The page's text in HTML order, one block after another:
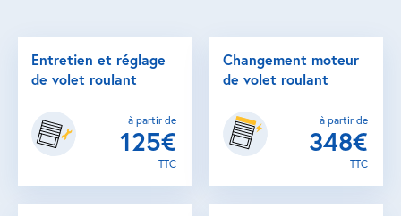
Entretien et réglage
de volet roulant
à partir de
125€
TTC
Changement moteur
de volet roulant
à partir de
348€
TTC